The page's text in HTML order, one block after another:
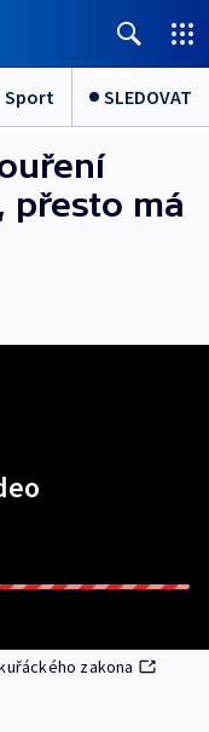
Sport SLEDOVAT
přesto má
zakona